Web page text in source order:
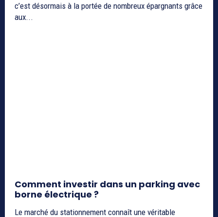
c’est désormais à la portée de nombreux épargnants grâce
aux...
Comment investir dans un parking avec
borne électrique ?
Le marché du stationnement connaît une véritable